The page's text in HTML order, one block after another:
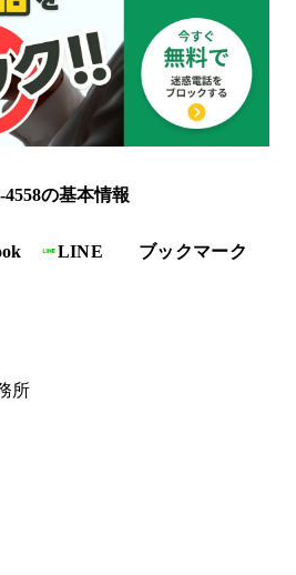
4558の基本情報
LINE
ブックマーク
所